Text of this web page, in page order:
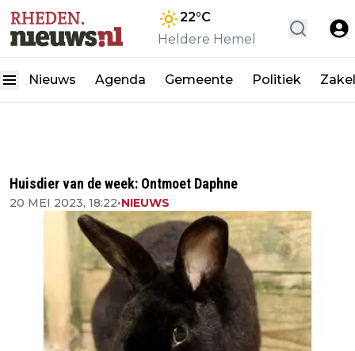
22°C
Heldere Hemel
Nieuws Agenda Gemeente Politiek
Huisdier van de week: Ontmoet Daphne
20 MEI 2023, 18:22•NIEUWS